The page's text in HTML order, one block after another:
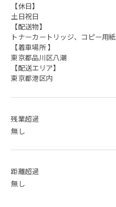
【休日】
土日祝日
【配送物】
トナーカートリッジ、コピー用紙
【着車場所 】
東京都品川区八潮
【配送エリア】
東京都港区内
残業超過
無し
距離超過
無し